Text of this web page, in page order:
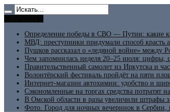
Определение победы в СВО — Путин: какие
МВД: преступники придумали способ красть
Пушков рассказал о «ледяной войне» между
Чем запомнилась неделя 20–25 июля:
Правительственный самолет из Иркутска и
Волонтёрский фестиваль пройдёт на пяти
Интернет-магазин автохимии: удобство и
Сэкономленные на торгах средства потратят
В Омской области в разы увеличили штрафы
Фото. Город для ночных вечеринок в Сербии,